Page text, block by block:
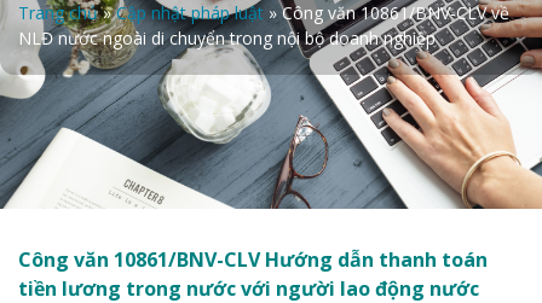
Trang chủ»Cập nhật pháp luật »Công văn 10861/BNV-CLV về
NLĐ nước ngoài di chuyển trong nội bộ doanh nghiệp
Công văn 10861/BNV-CLV Hướng dẫn thanh toán
tiền lương trong nước với người lao động nước